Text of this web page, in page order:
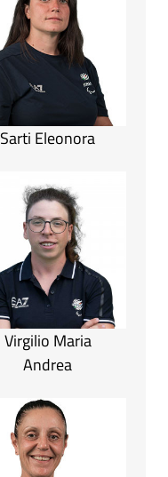
Sarti Eleonora
Virgilio Maria
Andrea